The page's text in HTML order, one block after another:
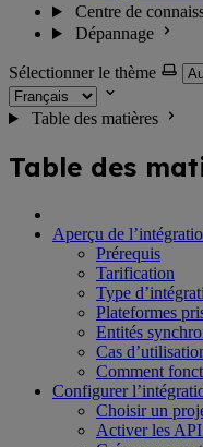
Centre de
Dépannage
Sélectionner le thème
Table des matières
Table des
Aperçu de
Prérequis
Tarification
Type
Plateformes
Entités
Cas
Comment
Configurer
Choisir un
Activer les API